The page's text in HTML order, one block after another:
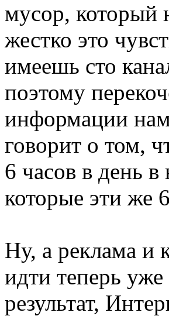
мусор, который
жестко это
имеешь сто
поэтому
информации
говорит о том,
6 часов в день
которые эти же
Ну, а реклама и
идти теперь
результат,